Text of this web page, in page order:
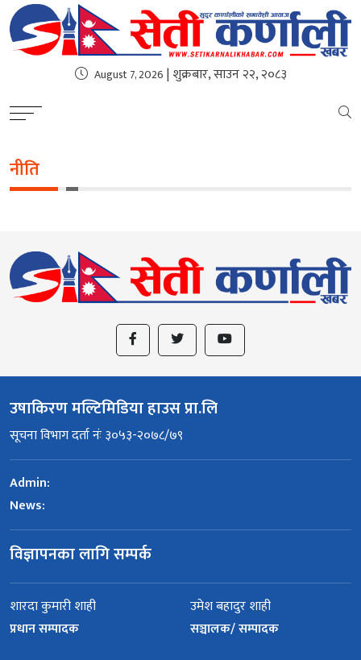
August 7, 2026 | शुक्रबार, साउन २२, २०८३
नीति
उषाकिरण मल्टिमिडिया हाउस प्रा.लि
सूचना विभाग दर्ता नंः ३०५३-२०७८/७९
Admin:
News:
विज्ञापनका लागि सम्पर्क
शारदा कुमारी शाही
प्रधान सम्पादक
उमेश बहादुर शाही
सञ्चालक/ सम्पादक